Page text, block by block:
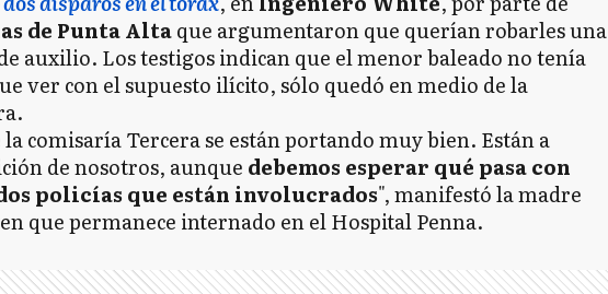
de Punta Altaque argumentaron que querían robarles una
auxilio. Los testigos indican que el menor baleado no tenía
ver con el supuesto ilícito, sólo quedó en medio de la
la comisaría Tercera se están portando muy bien. Están a
de nosotros, aunque debemos esperar qué pasa con
policías que están involucrados", manifestó la madre
que permanece internado en el Hospital Penna.